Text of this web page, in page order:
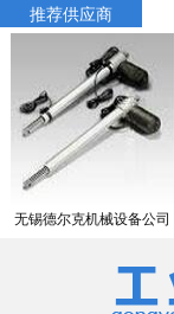
推荐供应商
无锡德尔克机械设备公司